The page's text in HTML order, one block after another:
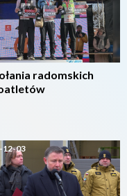
radomskich
12-03